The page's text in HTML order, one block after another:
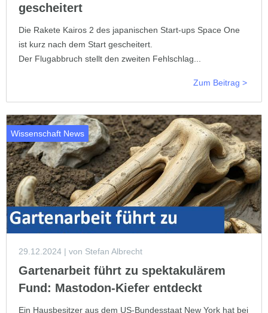
gescheitert
Die Rakete Kairos 2 des japanischen Start-ups Space One
ist kurz nach dem Start gescheitert.
Der Flugabbruch stellt den zweiten Fehlschlag...
Zum Beitrag >
Wissenschaft News
29.12.2024 | von Stefan Albrecht
Gartenarbeit führt zu spektakulärem
Fund: Mastodon-Kiefer entdeckt
Ein Hausbesitzer aus dem US-Bundesstaat New York hat bei